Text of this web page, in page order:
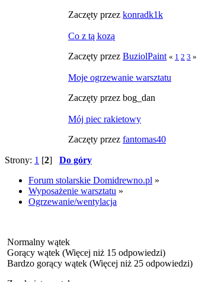
Zaczęty przez konradk1k
Co z tą kozą
Zaczęty przez BuziolPaint « 1 2 3 »
Moje ogrzewanie warsztatu
Zaczęty przez bog_dan
Mój piec rakietowy
Zaczęty przez fantomas40
Strony: 1 [2] Do góry
Forum stolarskie Domidrewno.pl »
Wyposażenie warsztatu »
Ogrzewanie/wentylacja
Normalny wątek
Gorący wątek (Więcej niż 15 odpowiedzi)
Bardzo gorący wątek (Więcej niż 25 odpowiedzi)